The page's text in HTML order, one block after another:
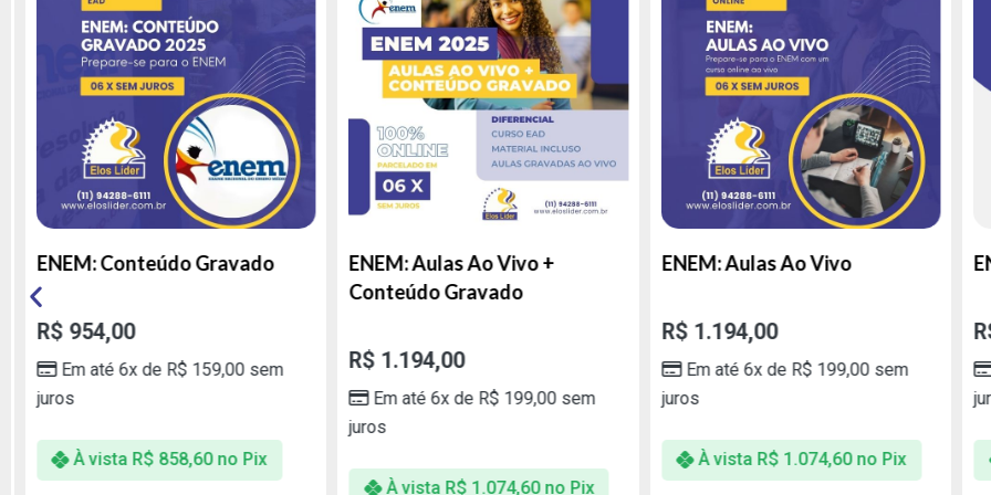
ENEM: Conteúdo Gravado
R$954,00
Em até 6x deR$159,00sem
juros
À vista R$858,60 no Pix
ENEM: Aulas Ao Vivo +
Conteúdo Gravado
R$1.194,00
Em até 6x deR$199,00sem
juros
À vista R$1.074,60 no Pix
ENEM: Aulas Ao Vivo
R$1.194,00
Em até 6x deR$199,00sem
juros
À vista R$1.074,60 no Pix
R$